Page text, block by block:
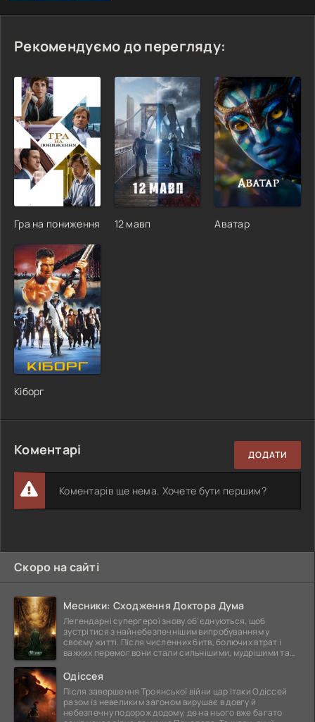
Рекомендуємо до перегляду:
Гра на пониження 12 мавп Аватар
Кіборг
Коментарі ДОДАТИ
Коментарів ще нема. Хочете бути першим?
Скоро на сайті
Месники: Сходження Доктора Дума
Легендарні супергерої знову об'єднуються, щоб
зустрітися з найнебезпечнішим випробуванням у
своєму житті. Після численних битв, болючих втрат і
важких перемог вони стали сильнішими, мудрішими та
Одіссея
Після завершення Троянської війни цар Ітаки Одіссей
разом із невеликим загоном вирушає в довгу й
небезпечну подорож додому, де на нього вже багато